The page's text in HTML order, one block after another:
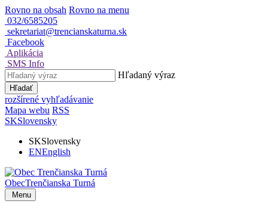
Rovno na obsah Rovno na menu
032/6585205
sekretariat@trencianskaturna.sk
Facebook
Aplikácia
SMS Info
Hľadaný výraz
Hľadať
rozšírené vyhľadávanie
Mapa webu RSS
SKSlovensky
SKSlovensky
ENEnglish
ObecTrenčianska Turná
Menu